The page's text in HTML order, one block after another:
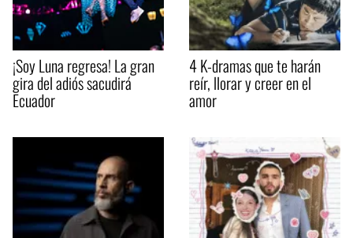
¡Soy Luna regresa! La gran
gira del adiós sacudirá
Ecuador
4 K-dramas que te harán
reír, llorar y creer en el
amor